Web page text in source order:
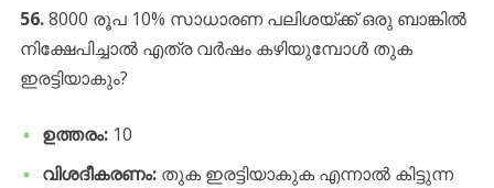
56.8000 രൂപ 10% സാധാരണ പലിശയ്ക്ക് ഒരു ബാങ്കിൽ
നിക്ഷേപിച്ചാൽ എത്ര വർഷം കഴിയുമ്പോൾ തുക
ഇരട്ടിയാകും?
ഉത്തരം:10
വിശദീകരണം:തുക ഇരട്ടിയാകുക എന്നാൽ കിട്ടുന്ന